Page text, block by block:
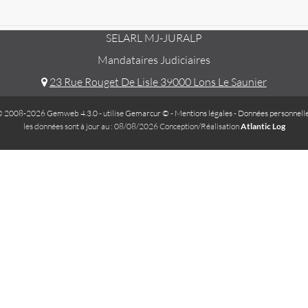
SELARL MJ-JURALP
Mandataires Judiciaires
23 Rue Rouget De Lisle 39000 Lons Le Saunier
2008-2026 Gemweb 4.3.0- utiliseGemarcur © - Mentions légales- Données
les données sont à jour au : 08/08/2026 Conception/RéalisationAtlantic Log